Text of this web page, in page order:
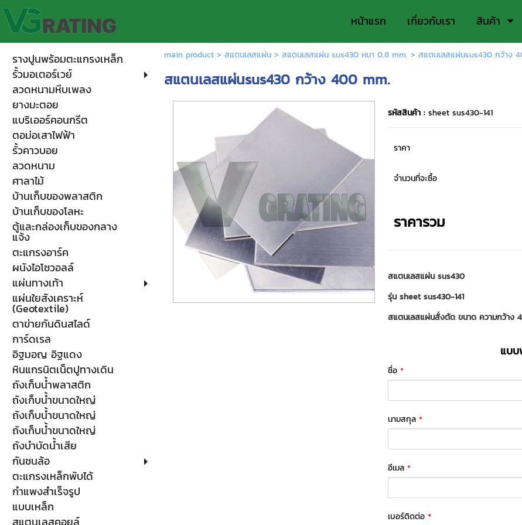
หน้าแรก เกี่ยวกับเรา สินค้า
รางปูนพร้อมตะแกรงเหล็ก
รั้วมอเตอร์เวย์
ลวดหนามหีบเพลง
ยางมะตอย
แบริเออร์คอนกรีต
ตอม่อเสาไฟฟ้า
รั้วคาวบอย
ลวดหนาม
ศาลาไม้
บ้านเก็บของพลาสติก
บ้านเก็บของโลหะ
ตู้และกล่องเก็บของกลาง
แจ้ง
ตะแกรงอาร์ค
ผนังไอโซวอลล์
แผ่นทางเท้า
แผ่นใยสังเคราะห์
(Geotextile)
ตาข่ายกันดินสไลด์
การ์ดเรล
อิฐมอญ อิฐแดง
หินแกรนิตเน็ตปูทางเดิน
ถังเก็บน้ำพลาสติก
ถังเก็บน้ำขนาดใหญ่
ถังเก็บน้ำขนาดใหญ่
ถังเก็บน้ำขนาดใหญ่
ถังบำบัดน้ำเสีย
กันชนล้อ
ตะแกรงเหล็กพับได้
กำแพงสำเร็จรูป
แบบเหล็ก
สแตนเลสคอยล์
main product> สแตนเลสแผ่น> สแตนเลสแผ่น sus430 หนา 0.8 mm. > สแตนเลสแผ่นsus430 กว้าง
สแตนเลสแผ่นsus430 กว้าง 400 mm.
รหัสสินค้า : sheet sus430-141
ราคา
จำนวนที่จะซื้อ
ราคารวม
สแตนเลสแผ่น sus430
รุ่น sheet sus430-141
สแตนเลสแผ่นสั่งตัด ขนาด ความกว้าง
แบ
ชื่อ *
นามสกุล *
อีเมล *
เบอร์ติดต่อ *